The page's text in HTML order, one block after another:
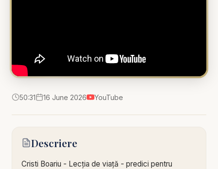
50:31 16 June 2026 YouTube
Descriere
Cristi Boariu - Lecția de viață - predici pentru